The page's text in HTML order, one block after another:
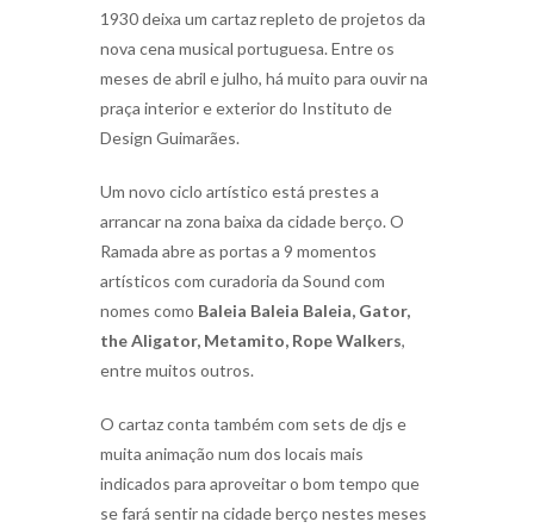
1930 deixa um cartaz repleto de projetos da
nova cena musical portuguesa. Entre os
meses de abril e julho, há muito para ouvir na
praça interior e exterior do Instituto de
Design Guimarães.
Um novo ciclo artístico está prestes a
arrancar na zona baixa da cidade berço. O
Ramada abre as portas a 9 momentos
artísticos com curadoria da Sound com
nomes como Baleia Baleia Baleia, Gator,
the Aligator, Metamito, Rope Walkers,
entre muitos outros.
O cartaz conta também com sets de djs e
muita animação num dos locais mais
indicados para aproveitar o bom tempo que
se fará sentir na cidade berço nestes meses